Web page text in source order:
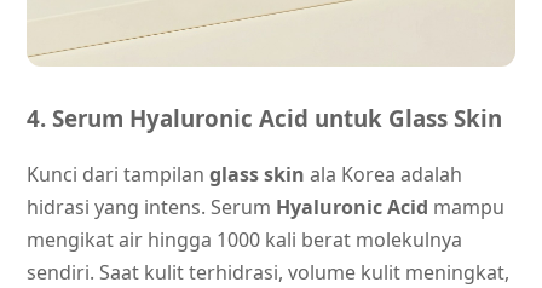
4. Serum Hyaluronic Acid untuk Glass Skin
Kunci dari tampilan glass skin ala Korea adalah
hidrasi yang intens. Serum Hyaluronic Acid mampu
mengikat air hingga 1000 kali berat molekulnya
sendiri. Saat kulit terhidrasi, volume kulit meningkat,